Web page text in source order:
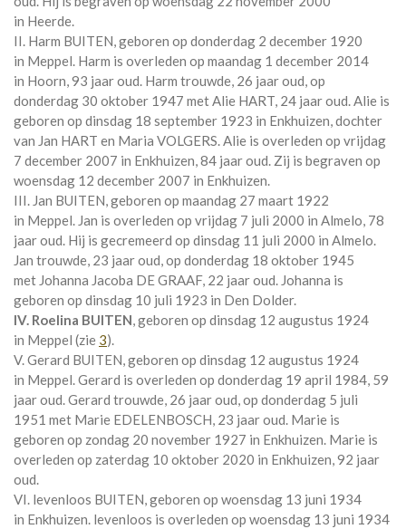
in Heerde
II. Harm BUITEN, geboren op donderdag 2 december 1920
in Meppel . Harm is overleden op maandag 1 december 2014
in Hoorn , 93 jaar oud. Harm trouwde, 26 jaar oud, op
donderdag 30 oktober 1947 met Alie HART , 24 jaar oud. Alie is
geboren op dinsdag 18 september 1923 in Enkhuizen , dochter
van Jan HART en Maria VOLGERS. Alie is overleden op vrijdag
7 december 2007 in Enkhuizen , 84 jaar oud. Zij is begraven op
woensdag 12 december 2007 in Enkhuizen
III. Jan BUITEN, geboren op maandag 27 maart 1922
in Meppel . Jan is overleden op vrijdag 7 juli 2000 in Almelo , 78
jaar oud. Hij is gecremeerd op dinsdag 11 juli 2000 in Almelo
Jan trouwde, 23 jaar oud, op donderdag 18 oktober 1945
met Johanna Jacoba DE GRAAF, 22 jaar oud. Johanna is
geboren op dinsdag 10 juli 1923 in Den Dolder.
IV. Roelina BUITEN , geboren op dinsdag 12 augustus 1924
in Meppel (zie 3).
V. Gerard BUITEN, geboren op dinsdag 12 augustus 1924
in Meppel . Gerard is overleden op donderdag 19 april 1984, 59
jaar oud. Gerard trouwde, 26 jaar oud, op donderdag 5 juli
1951 met Marie EDELENBOSCH , 23 jaar oud. Marie is
geboren op zondag 20 november 1927 in Enkhuizen . Marie is
overleden op zaterdag 10 oktober 2020 in Enkhuizen , 92 jaar
oud.
VI. levenloos BUITEN, geboren op woensdag 13 juni 1934
in Enkhuizen . levenloos is overleden op woensdag 13 juni 1934